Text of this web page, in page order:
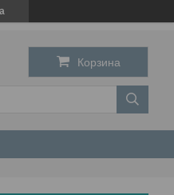
Корзина